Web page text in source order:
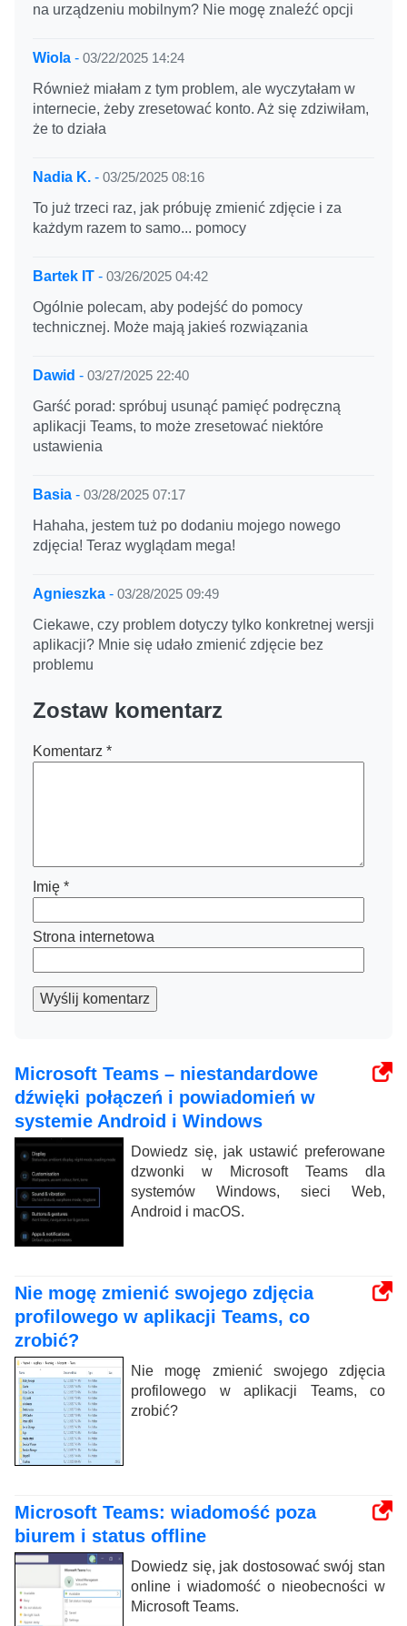
na urządzeniu mobilnym? Nie mogę znaleźć opcji
Wiola - 03/22/2025 14:24
Również miałam z tym problem, ale wyczytałam w
internecie, żeby zresetować konto. Aż się zdziwiłam,
że to działa
Nadia K. - 03/25/2025 08:16
To już trzeci raz, jak próbuję zmienić zdjęcie i za
każdym razem to samo... pomocy
Bartek IT - 03/26/2025 04:42
Ogólnie polecam, aby podejść do pomocy
technicznej. Może mają jakieś rozwiązania
Dawid - 03/27/2025 22:40
Garść porad: spróbuj usunąć pamięć podręczną
aplikacji Teams, to może zresetować niektóre
ustawienia
Basia - 03/28/2025 07:17
Hahaha, jestem tuż po dodaniu mojego nowego
zdjęcia! Teraz wyglądam mega!
Agnieszka - 03/28/2025 09:49
Ciekawe, czy problem dotyczy tylko konkretnej wersji
aplikacji? Mnie się udało zmienić zdjęcie bez
problemu
Zostaw komentarz
Komentarz *
Imię *
Strona internetowa
Wyślij komentarz
Microsoft Teams – niestandardowe
dźwięki połączeń i powiadomień w
systemie Android i Windows
Dowiedz się, jak ustawić preferowane
dzwonki w Microsoft Teams dla
systemów Windows, sieci Web,
Android i macOS.
Nie mogę zmienić swojego zdjęcia
profilowego w aplikacji Teams, co
zrobić?
Nie mogę zmienić swojego zdjęcia
profilowego w aplikacji Teams, co
zrobić?
Microsoft Teams: wiadomość poza
biurem i status offline
Dowiedz się, jak dostosować swój stan
online i wiadomość o nieobecności w
Microsoft Teams.